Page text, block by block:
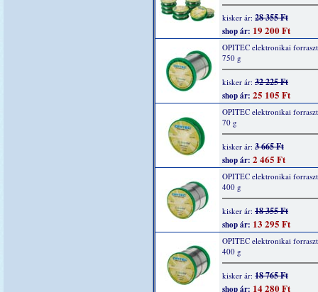
kisker ár: 28 355 Ft
shop ár: 19 200 Ft
OPITEC elektronikai
750 g
kisker ár: 32 225 Ft
shop ár: 25 105 Ft
OPITEC elektronikai
70 g
kisker ár: 3 665 Ft
shop ár: 2 465 Ft
OPITEC elektronikai
400 g
kisker ár: 18 355 Ft
shop ár: 13 295 Ft
OPITEC elektronikai
400 g
kisker ár: 18 765 Ft
shop ár: 14 280 Ft